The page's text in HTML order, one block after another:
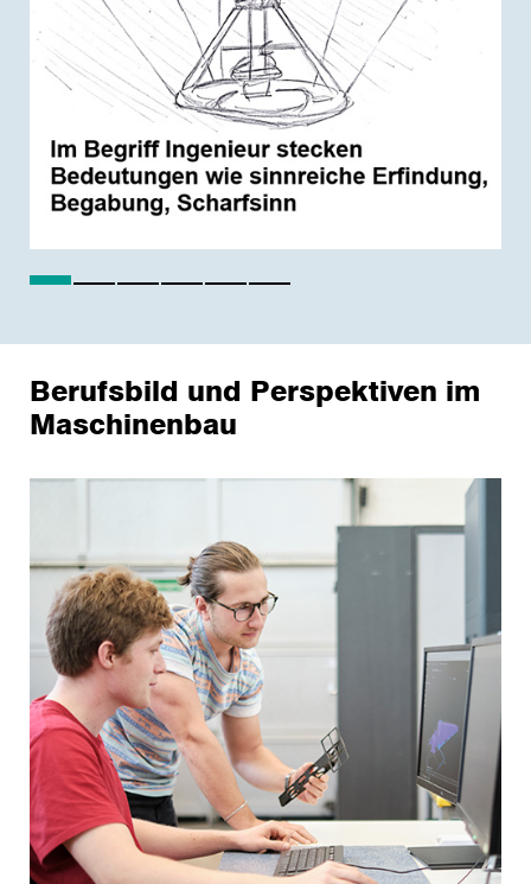
Berufsbild und Perspektiven im
Maschinenbau